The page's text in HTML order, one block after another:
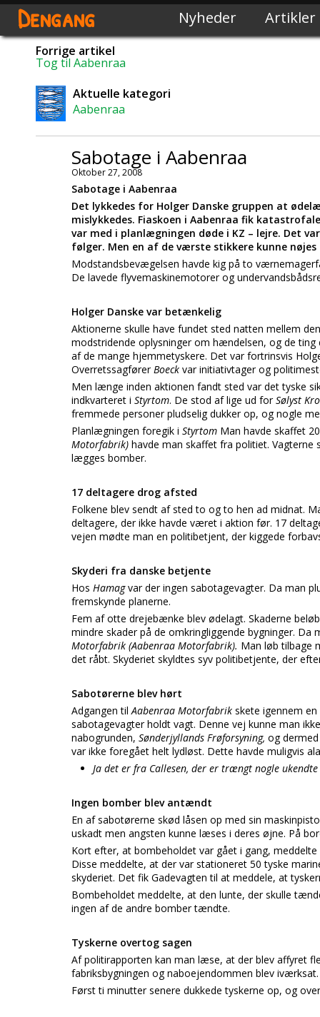
Dengang Nyheder Artikler
Forrige artikel
Tog til Aabenraa
Aktuelle kategori
Aabenraa
Sabotage i Aabenraa
Oktober 27, 2008
Sabotage i Aabenraa
Det lykkedes for Holger Danske gruppen at
mislykkedes. Fiaskoen i Aabenraa fik
var med i planlægningen døde i KZ – lejre. Det
følger. Men en af de værste stikkere kunne
Modstandsbevægelsen havde kig på to
De lavede flyvemaskinemotorer og
Holger Danske var betænkelig
Aktionerne skulle have fundet sted natten mellem
modstridende oplysninger om hændelsen, og de
af de mange hjemmetyskere. Det var fortrinsvis
OverretssagførerBoeck var initiativtager og
Men længe inden aktionen fandt sted var det tyske
indkvarteret i Styrtom. De stod af lige ud forSølyst Kro
fremmede personer pludselig dukker op, og nogle
Planlægningen foregik i Styrtom Man havde skaffet
Motorfabrik) havde man skaffet fra politiet. Vagterne
lægges bomber.
17 deltagere drog afsted
Folkene blev sendt af sted to og to hen ad midnat.
deltagere, der ikke havde været i aktion før. 17
vejen mødte man en politibetjent, der kiggede
Skyderi fra danske betjente
Hos Hamagvar der ingen sabotagevagter. Da man
fremskynde planerne.
Fem af otte drejebænke blev ødelagt. Skaderne
mindre skader på de omkringliggende bygninger.
Motorfabrik (Aabenraa Motorfabrik). Man løb tilbage
det råbt. Skyderiet skyldtes syv politibetjente, der
Sabotørerne blev hørt
Adgangen tilAabenraa Motorfabrik skete igennem
sabotagevagter holdt vagt. Denne vej kunne man
nabogrunden, Sønderjyllands Frøforsyning, og
var ikke foregået helt lydløst. Dette havde muligvis
Ja det er fra Callesen, der er trængt nogle
Ingen bomber blev antændt
En af sabotørerne skød låsen op med sin
uskadt men angsten kunne læses i deres øjne. På
Kort efter, at bombeholdet var gået i gang,
Disse meddelte, at der var stationeret 50 tyske
skyderiet. Det fik Gadevagten til at meddele, at
Bombeholdet meddelte, at den lunte, der skulle
ingen af de andre bomber tændte.
Tyskerne overtog sagen
Af politirapporten kan man læse, at der blev affyret
fabriksbygningen og naboejendommen blev
Først ti minutter senere dukkede tyskerne op, og